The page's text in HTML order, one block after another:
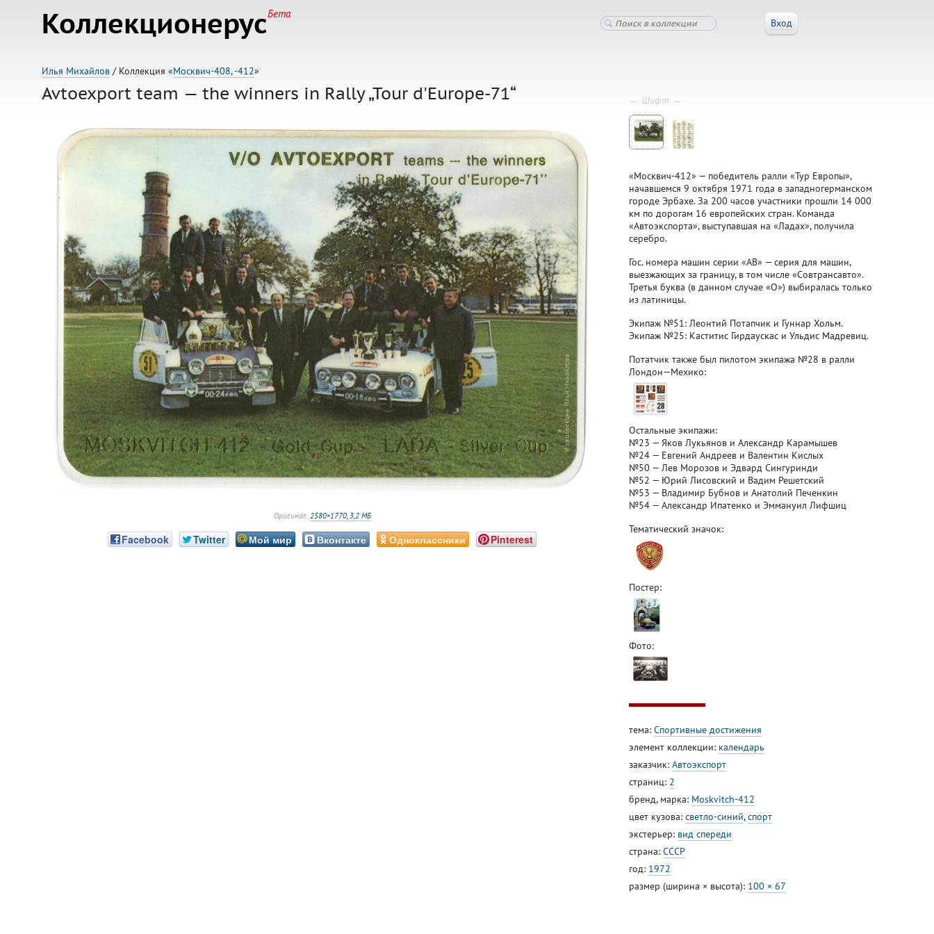
КоллекционерусБета
Вход
Илья Михайлов / Коллекция «Москвич-408, -412»
Avtoexport team — the winners in Rally „Tour d'Europe-71“
Оригинал: 2580×1770, 3,2 МБ
Facebook Twitter Мой мир Вконтакте Одноклассники Pinterest
← Шифт →
«Москвич-412» — победитель ралли «Тур Европы»,
начавшемся 9 октября 1971 года в западногерманском
городе Эрбахе. За 200 часов участники прошли 14 000
км по дорогам 16 европейских стран. Команда
«Автоэкспорта», выступавшая на «Ладах», получила
серебро.
Гос. номера машин серии «АВ» — серия для машин,
выезжающих за границу, в том числе «Совтрансавто».
Третья буква (в данном случае «О») выбиралась только
из латиницы.
Экипаж №51: Леонтий Потапчик и Гуннар Хольм.
Экипаж №25: Каститис Гирдаускас и Ульдис Мадревиц.
Потатчик также был пилотом экипажа №28 в ралли
Лондон—Мехико:
Остальные экипажи:
№23 — Яков Лукьянов и Александр Карамышев
№24 — Евгений Андреев и Валентин Кислых
№50 — Лев Морозов и Эдвард Сингуринди
№52 — Юрий Лисовский и Вадим Решетский
№53 — Владимир Бубнов и Анатолий Печенкин
№54 — Александр Ипатенко и Эммануил Лифшиц
Тематический значок:
Постер:
Фото:
тема: Спортивные достижения
элемент коллекции: календарь
заказчик: Автоэкспорт
страниц: 2
бренд, марка: Moskvitch-412
цвет кузова: светло-синий,спорт
экстерьер: вид спереди
страна: СССР
год: 1972
размер (ширина × высота): 100 × 67